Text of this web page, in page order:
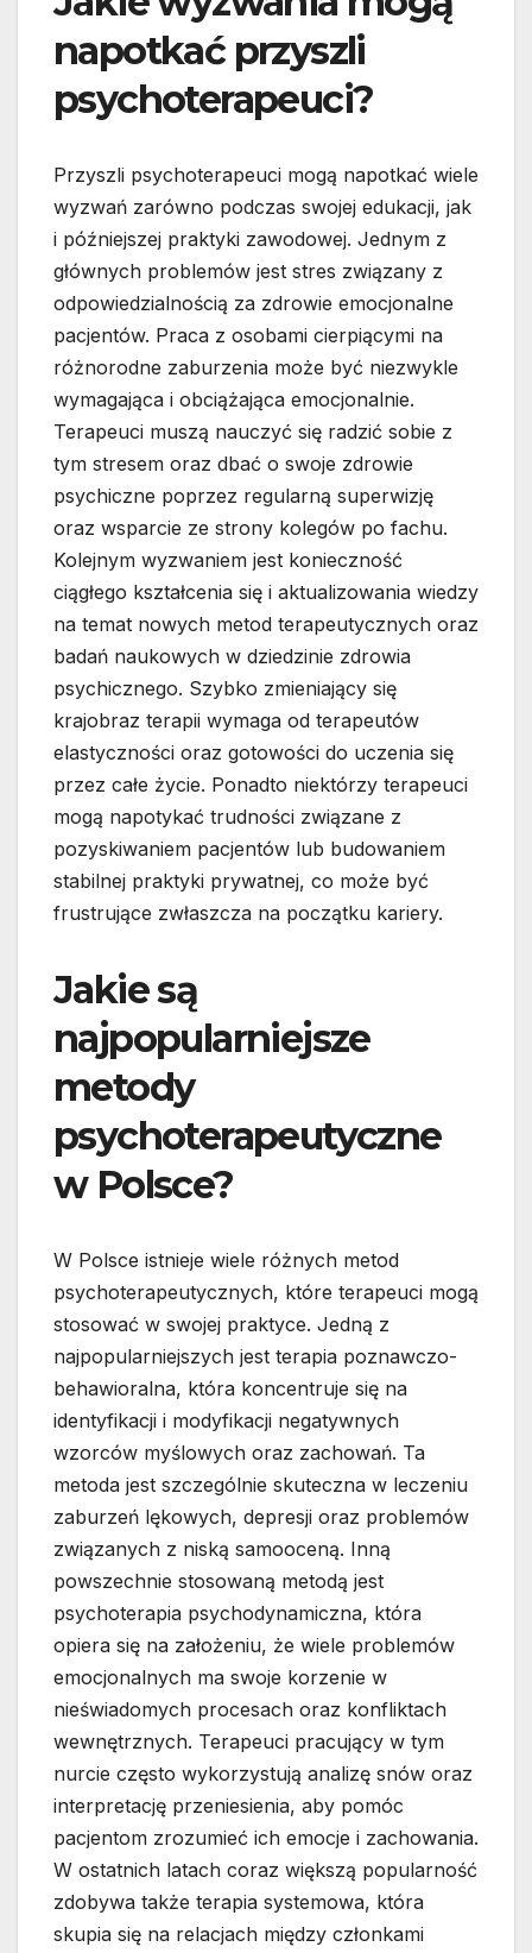
napotkać przyszli
psychoterapeuci?
Przyszli psychoterapeuci mogą napotkać wiele
wyzwań zarówno podczas swojej edukacji, jak
i późniejszej praktyki zawodowej. Jednym z
głównych problemów jest stres związany z
odpowiedzialnością za zdrowie emocjonalne
pacjentów. Praca z osobami cierpiącymi na
różnorodne zaburzenia może być niezwykle
wymagająca i obciążająca emocjonalnie.
Terapeuci muszą nauczyć się radzić sobie z
tym stresem oraz dbać o swoje zdrowie
psychiczne poprzez regularną superwizję
oraz wsparcie ze strony kolegów po fachu.
Kolejnym wyzwaniem jest konieczność
ciągłego kształcenia się i aktualizowania wiedzy
na temat nowych metod terapeutycznych oraz
badań naukowych w dziedzinie zdrowia
psychicznego. Szybko zmieniający się
krajobraz terapii wymaga od terapeutów
elastyczności oraz gotowości do uczenia się
przez całe życie. Ponadto niektórzy terapeuci
mogą napotykać trudności związane z
pozyskiwaniem pacjentów lub budowaniem
stabilnej praktyki prywatnej, co może być
frustrujące zwłaszcza na początku kariery.
Jakie są
najpopularniejsze
metody
psychoterapeutyczne
w Polsce?
W Polsce istnieje wiele różnych metod
psychoterapeutycznych, które terapeuci mogą
stosować w swojej praktyce. Jedną z
najpopularniejszych jest terapia poznawczo-
behawioralna, która koncentruje się na
identyfikacji i modyfikacji negatywnych
wzorców myślowych oraz zachowań. Ta
metoda jest szczególnie skuteczna w leczeniu
zaburzeń lękowych, depresji oraz problemów
związanych z niską samooceną. Inną
powszechnie stosowaną metodą jest
psychoterapia psychodynamiczna, która
opiera się na założeniu, że wiele problemów
emocjonalnych ma swoje korzenie w
nieświadomych procesach oraz konfliktach
wewnętrznych. Terapeuci pracujący w tym
nurcie często wykorzystują analizę snów oraz
interpretację przeniesienia, aby pomóc
pacjentom zrozumieć ich emocje i zachowania.
W ostatnich latach coraz większą popularność
zdobywa także terapia systemowa, która
skupia się na relacjach między członkami